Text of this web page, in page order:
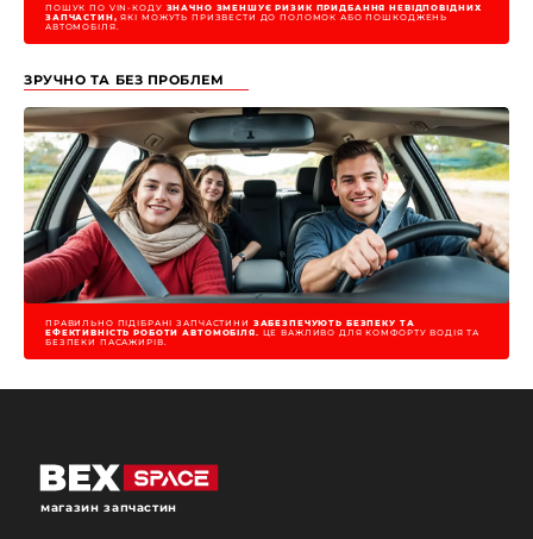
ПОШУК ПО VIN-КОДУ ЗНАЧНО ЗМЕНШУЄ РИЗИК ПРИДБАННЯ НЕВІДПОВІДНИХ
ЗАПЧАСТИН, ЯКІ МОЖУТЬ ПРИЗВЕСТИ ДО ПОЛОМОК АБО ПОШКОДЖЕНЬ
АВТОМОБІЛЯ.
ЗРУЧНО ТА БЕЗ ПРОБЛЕМ
ПРАВИЛЬНО ПІДІБРАНІ ЗАПЧАСТИНИ ЗАБЕЗПЕЧУЮТЬ БЕЗПЕКУ ТА
ЕФЕКТИВНІСТЬ РОБОТИ АВТОМОБІЛЯ.
ЦЕ ВАЖЛИВО ДЛЯ КОМФОРТУ ВОДІЯ ТА
БЕЗПЕКИ ПАСАЖИРІВ.
магазин запчастин